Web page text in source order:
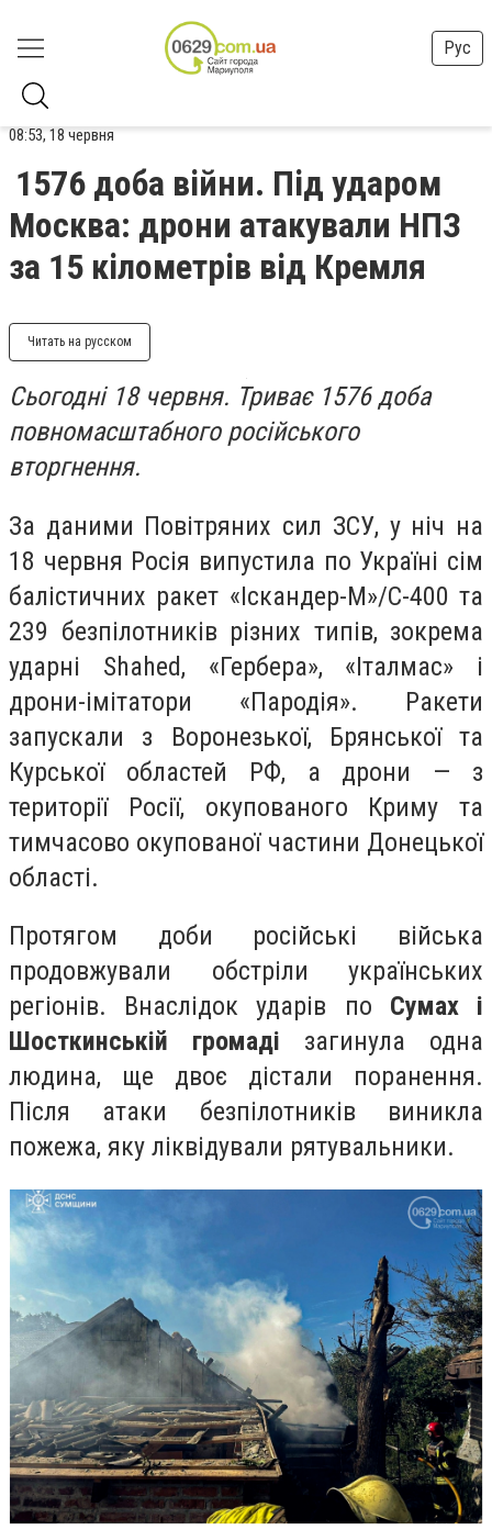
Рус
08:53, 18 червня
1576 доба війни. Під ударом
Москва: дрони атакували НПЗ
за 15 кілометрів від Кремля
Читать на русском
Сьогодні 18 червня. Триває 1576 доба
повномасштабного російського
вторгнення.
За даними Повітряних сил ЗСУ, у ніч на
18 червня Росія випустила по Україні сім
балістичних ракет «Іскандер-М»/С-400 та
239 безпілотників різних типів, зокрема
ударні Shahed, «Гербера», «Італмас» і
дрони-імітатори «Пародія». Ракети
запускали з Воронезької, Брянської та
Курської областей РФ, а дрони — з
території Росії, окупованого Криму та
тимчасово окупованої частини Донецької
області.
Протягом доби російські війська
продовжували обстріли українських
регіонів. Внаслідок ударів по Сумах і
Шосткинській громаді загинула одна
людина, ще двоє дістали поранення.
Після атаки безпілотників виникла
пожежа, яку ліквідували рятувальники.